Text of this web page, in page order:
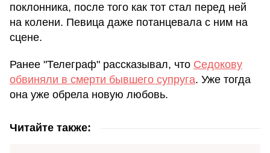
поклонника, после того как тот стал перед ней
на колени. Певица даже потанцевала с ним на
сцене.
Ранее "Телеграф" рассказывал, что Седокову
обвиняли в смерти бывшего супруга. Уже тогда
она уже обрела новую любовь.
Читайте также: